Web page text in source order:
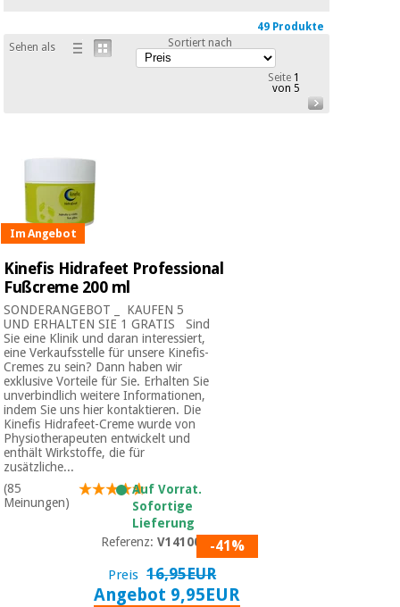
(ausverkauf)
49 Produkte
Sehen als
Sortiert nach
Seite1
von 5
Im Angebot
Kinefis Hidrafeet Professional
Fußcreme 200 ml
SONDERANGEBOT _ ​ KAUFEN 5
UND ERHALTEN SIE 1 GRATIS Sind
Sie eine Klinik und daran interessiert,
eine Verkaufsstelle für unsere Kinefis-
Cremes zu sein? Dann haben wir
exklusive Vorteile für Sie. Erhalten Sie
unverbindlich weitere Informationen,
indem Sie uns hier kontaktieren. Die
Kinefis Hidrafeet-Creme wurde von
Physiotherapeuten entwickelt und
enthält Wirkstoffe, die für
zusätzliche...
(85
Meinungen)
Auf Vorrat.
Sofortige
Lieferung
Referenz:V1410014-41%
Preis 16,95EUR
Angebot 9,95EUR